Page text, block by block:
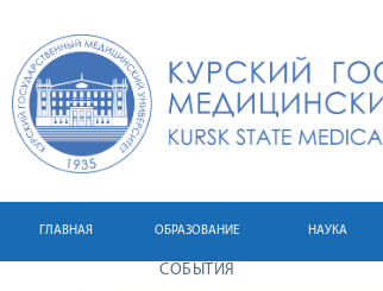
ГЛАВНАЯ ОБРАЗОВАНИЕ НАУКА
СОБЫТИЯ